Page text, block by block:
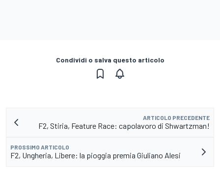
Condividi o salva questo articolo
ARTICOLO PRECEDENTE
F2, Stiria, Feature Race: capolavoro di Shwartzman!
PROSSIMO ARTICOLO
F2, Ungheria, Libere: la pioggia premia Giuliano Alesi